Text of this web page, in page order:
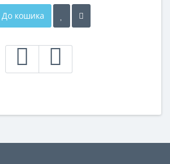
До кошика